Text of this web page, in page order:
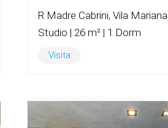
R Madre Cabrini, Vila Mariana
Studio | 26 m² | 1 Dorm
Visita